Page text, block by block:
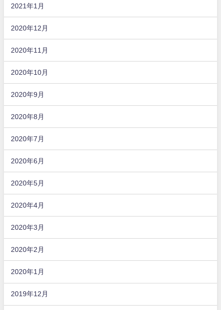
2021年1月
2020年12月
2020年11月
2020年10月
2020年9月
2020年8月
2020年7月
2020年6月
2020年5月
2020年4月
2020年3月
2020年2月
2020年1月
2019年12月